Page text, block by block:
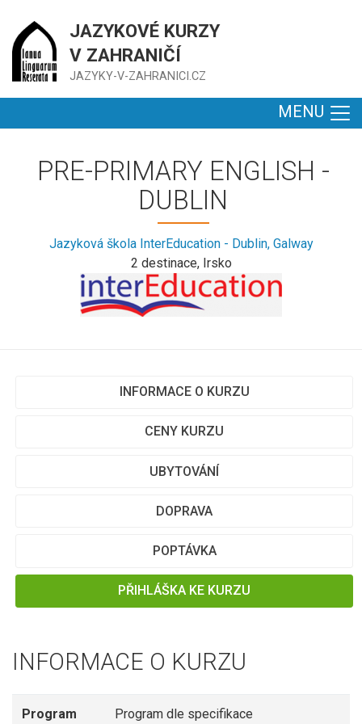
JAZYKOVÉ KURZY
V ZAHRANIČÍ
JAZYKY-V-ZAHRANICI.CZ
MENU
PRE-PRIMARY ENGLISH -
DUBLIN
Jazyková škola InterEducation - Dublin, Galway
2 destinace, Irsko
INFORMACE O KURZU
CENY KURZU
UBYTOVÁNÍ
DOPRAVA
POPTÁVKA
PŘIHLÁŠKA KE KURZU
INFORMACE O KURZU
Program
Program dle specifikace